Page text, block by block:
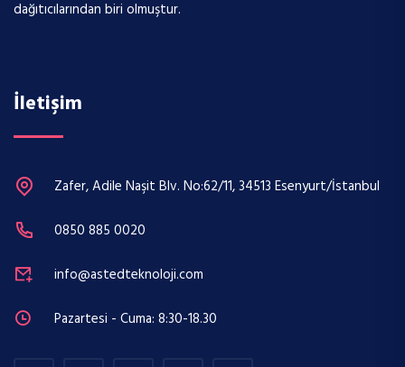
dağıtıcılarından biri olmuştur.
İletişim
Zafer, Adile Naşit Blv. No:62/11, 34513 Esenyurt/İstanbul
0850 885 0020
info@astedteknoloji.com
Pazartesi - Cuma: 8:30-18.30